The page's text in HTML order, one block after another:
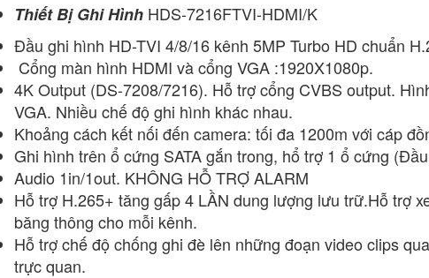
Thiết Bị Ghi Hình HDS-7216FTVI-HDMI/K
Đầu ghi hình HD-TVI 4/8/16 kênh 5MP Turbo HD chuẩn
Cổng màn hình HDMI và cổng VGA :1920X1080p.
4K Output (DS-7208/7216). Hỗ trợ cổng CVBS output.
VGA. Nhiều chế độ ghi hình khác nhau.
Khoảng cách kết nối đến camera: tối đa 1200m với cáp
Ghi hình trên ổ cứng SATA gắn trong, hổ trợ 1 ổ cứng
Audio 1in/1out. KHÔNG HỖ TRỢ ALARM
Hỗ trợ H.265+ tăng gấp 4 LẦN dung lượng lưu trữ.Hỗ trợ
băng thông cho mỗi kênh.
Hỗ trợ chế độ chống ghi đè lên những đoạn video clips
trực quan.